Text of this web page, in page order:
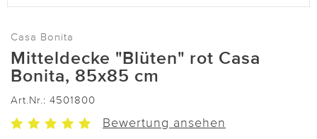
Casa Bonita
Mitteldecke "Blüten" rot Casa
Bonita, 85x85 cm
Art.Nr.: 4501800
Bewertung ansehen